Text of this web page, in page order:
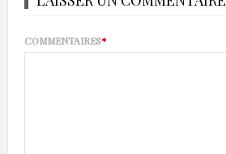
COMMENTAIRES*